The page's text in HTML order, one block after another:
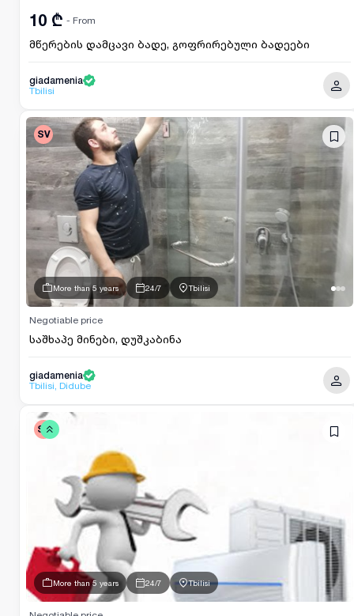
მწერების დამცავი ბადე, გოფრირებული ბადეები
10 ₾ - From
giadamenia
Tbilisi
SV
More than 5 years 24/7 Tbilisi
საშხაპე მინები, დუშკაბინა
Negotiable price
giadamenia
Tbilisi, Didube
SV
More than 5 years 24/7 Tbilisi